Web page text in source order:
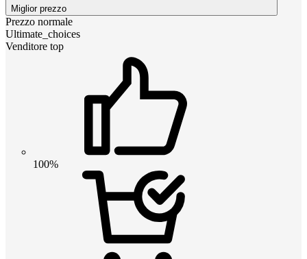
Miglior prezzo
Prezzo normale
Ultimate_choices
Venditore top
100%